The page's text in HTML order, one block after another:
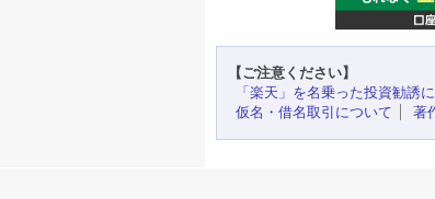
【ご注意ください】
「楽天」を名乗った投資勧誘
仮名・借名取引について
著